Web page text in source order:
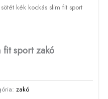
kék kockás slim fit sport
fit sport zakó
zakó